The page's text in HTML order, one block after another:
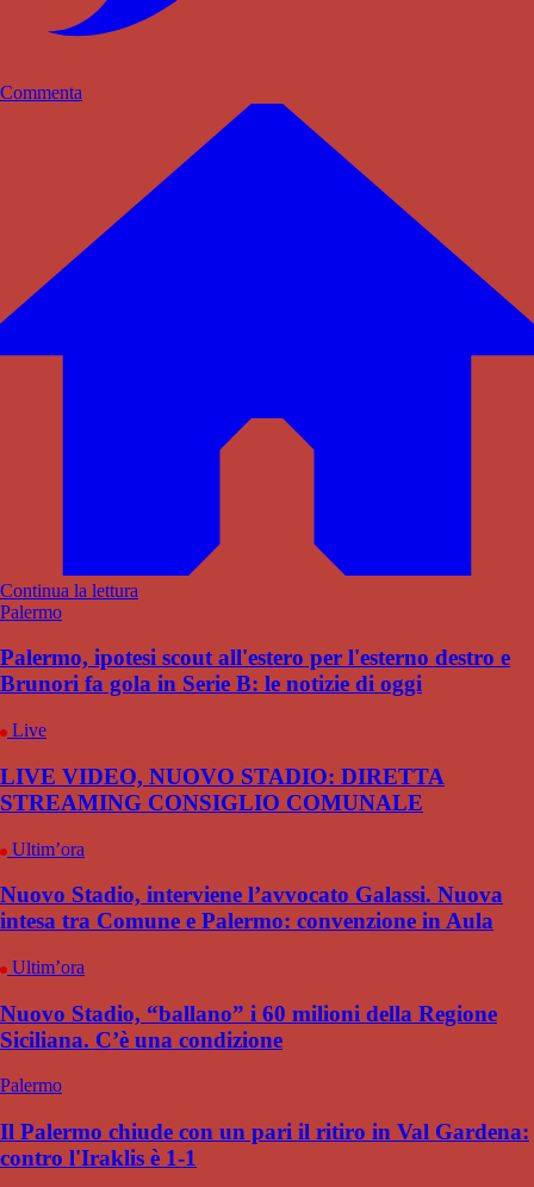
Commenta
Continua la lettura
Palermo
Palermo, ipotesi scout all'estero per l'esterno destro e
Brunori fa gola in Serie B: le notizie di oggi
Live
LIVE VIDEO, NUOVO STADIO: DIRETTA
STREAMING CONSIGLIO COMUNALE
Ultim’ora
Nuovo Stadio, interviene l’avvocato Galassi. Nuova
intesa tra Comune e Palermo: convenzione in Aula
Ultim’ora
Nuovo Stadio, “ballano” i 60 milioni della Regione
Siciliana. C’è una condizione
Palermo
Il Palermo chiude con un pari il ritiro in Val Gardena:
contro l'Iraklis è 1-1